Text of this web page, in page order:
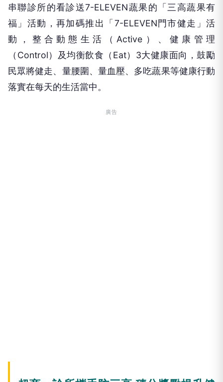
串聯診所的看診送7-ELEVEN蔬果的「三高蔬果有
福」活動，再加碼推出「7-ELEVEN門市健走」活
動，整合動態生活（Active）、健康管理
（Control）及均衡飲食（Eat）3大健康面向，鼓勵
民眾將健走、量腰圍、量血壓、多吃蔬果等健康行動
落實在每天的生活當中。
廣告